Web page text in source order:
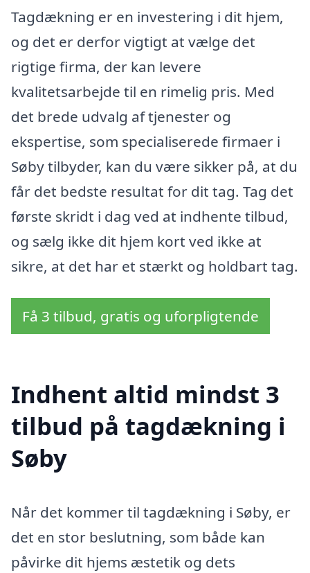
Tagdækning er en investering i dit hjem,
og det er derfor vigtigt at vælge det
rigtige firma, der kan levere
kvalitetsarbejde til en rimelig pris. Med
det brede udvalg af tjenester og
ekspertise, som specialiserede firmaer i
Søby tilbyder, kan du være sikker på, at du
får det bedste resultat for dit tag. Tag det
første skridt i dag ved at indhente tilbud,
og sælg ikke dit hjem kort ved ikke at
sikre, at det har et stærkt og holdbart tag.
Få 3 tilbud, gratis og uforpligtende
Indhent altid mindst 3
tilbud på tagdækning i
Søby
Når det kommer til tagdækning i Søby, er
det en stor beslutning, som både kan
påvirke dit hjems æstetik og dets